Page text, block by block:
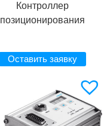
Контроллер
позиционирования
Оставить заявку